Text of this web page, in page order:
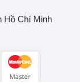
Hồ Chí Minh